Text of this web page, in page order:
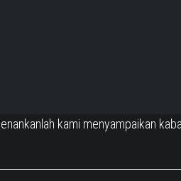
kami menyampaikan